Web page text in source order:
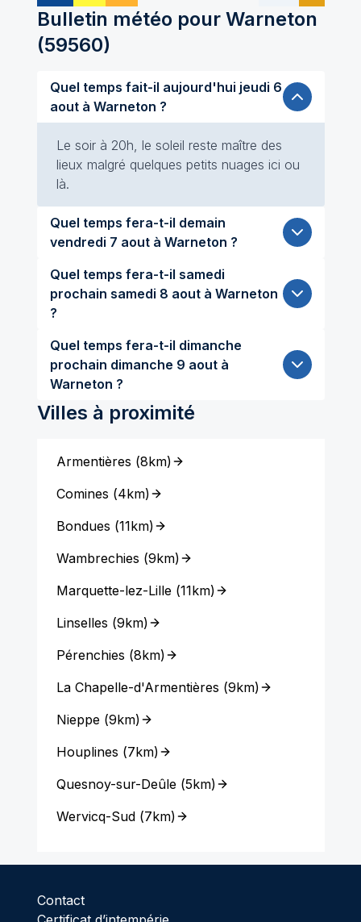
Bulletin météo pour Warneton
(59560)
Quel temps fait-il aujourd'hui jeudi 6
aout à Warneton ?
Le soir à 20h, le soleil reste maître des
lieux malgré quelques petits nuages ici ou
là.
Quel temps fera-t-il demain
vendredi 7 aout à Warneton ?
Quel temps fera-t-il samedi
prochain samedi 8 aout à Warneton
?
Quel temps fera-t-il dimanche
prochain dimanche 9 aout à
Warneton ?
Villes à proximité
Armentières (8km)
Comines (4km)
Bondues (11km)
Wambrechies (9km)
Marquette-lez-Lille(11km)
Linselles (9km)
Pérenchies (8km)
La Chapelle-d'Armentières (9km)
Nieppe(9km)
Houplines (7km)
Quesnoy-sur-Deûle(5km)
Wervicq-Sud(7km)
Contact